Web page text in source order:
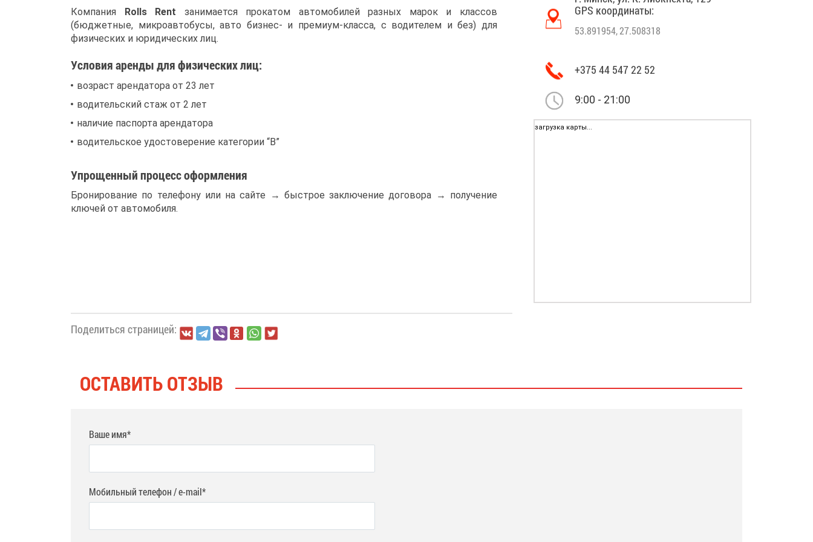
Компания Rolls Rent занимается прокатом автомобилей разных марок и классов
(бюджетные, микроавтобусы, авто бизнес- и премиум-класса, с водителем и без) для
физических и юридических лиц.
Условия аренды для физических лиц:
возраст арендатора от 23 лет
водительский стаж от 2 лет
наличие паспорта арендатора
водительское удостоверение категории “В”
Упрощенный процесс оформления
Бронирование по телефону или на сайте → быстрое заключение договора → получение
ключей от автомобиля.
GPS координаты:
53.891954, 27.508318
+375 44 547 22 52
9:00 - 21:00
загрузка карты...
Поделиться страницей:
ОСТАВИТЬ ОТЗЫВ
Ваше имя*
Мобильный телефон / e-mail*